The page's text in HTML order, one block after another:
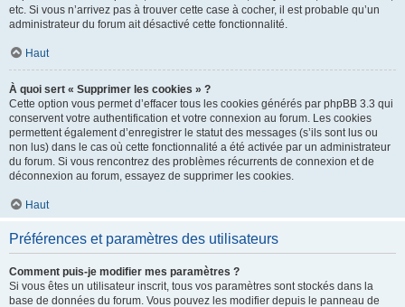
etc. Si vous n’arrivez pas à trouver cette case à cocher, il est probable qu’un
administrateur du forum ait désactivé cette fonctionnalité.
Haut
À quoi sert « Supprimer les cookies » ?
Cette option vous permet d’effacer tous les cookies générés par phpBB 3.3 qui
conservent votre authentification et votre connexion au forum. Les cookies
permettent également d’enregistrer le statut des messages (s’ils sont lus ou
non lus) dans le cas où cette fonctionnalité a été activée par un administrateur
du forum. Si vous rencontrez des problèmes récurrents de connexion et de
déconnexion au forum, essayez de supprimer les cookies.
Haut
Préférences et paramètres des utilisateurs
Comment puis-je modifier mes paramètres ?
Si vous êtes un utilisateur inscrit, tous vos paramètres sont stockés dans la
base de données du forum. Vous pouvez les modifier depuis le panneau de